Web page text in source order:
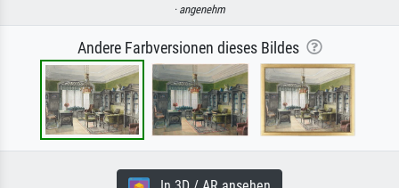
· angenehm
Andere Farbversionen dieses Bildes